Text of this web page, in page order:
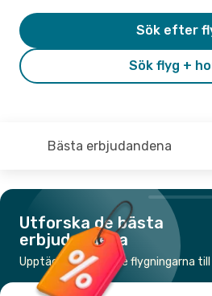
Sök flyg +
Sök efter
Bästa erbjudandena
Utforska de bästa
erbjudandena
Upptäck de billigaste flygningarna till